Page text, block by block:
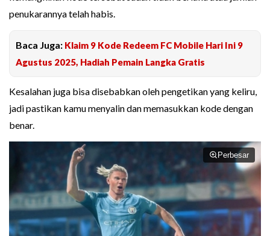
penukarannya telah habis.
Baca Juga: Klaim 9 Kode Redeem FC Mobile Hari Ini 9
Agustus 2025, Hadiah Pemain Langka Gratis
Kesalahan juga bisa disebabkan oleh pengetikan yang keliru,
jadi pastikan kamu menyalin dan memasukkan kode dengan
benar.
Perbesar